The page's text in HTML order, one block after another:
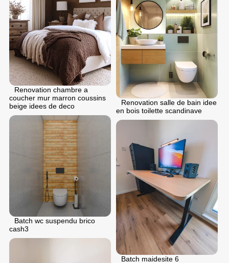
Renovation chambre a
coucher mur marron coussins
beige idees de deco
Renovation salle de bain idee
en bois toilette scandinave
Batch wc suspendu brico
cash3
Batch maidesite 6